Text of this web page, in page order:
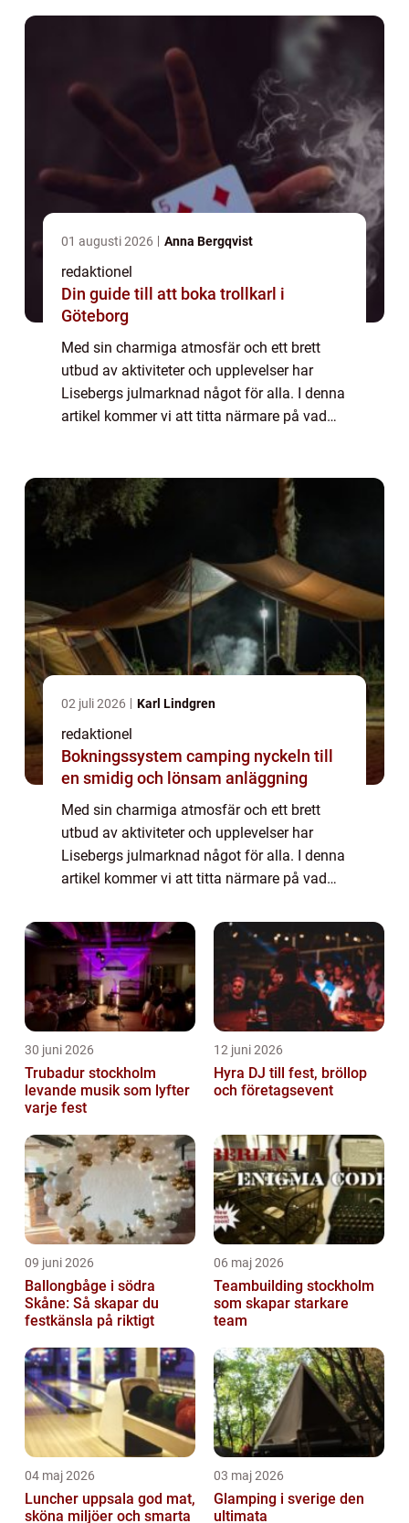
01 augusti 2026 Anna Bergqvist
redaktionel
Din guide till att boka trollkarl i
Göteborg
Med sin charmiga atmosfär och ett brett
utbud av aktiviteter och upplevelser har
Lisebergs julmarknad något för alla. I denna
artikel kommer vi att titta närmare på vad
p...
02 juli 2026 Karl Lindgren
redaktionel
Bokningssystem camping nyckeln till
en smidig och lönsam anläggning
Med sin charmiga atmosfär och ett brett
utbud av aktiviteter och upplevelser har
Lisebergs julmarknad något för alla. I denna
artikel kommer vi att titta närmare på vad
speciell och varför den har blivit en sådan
p...
30 juni 2026
Trubadur stockholm
levande musik som lyfter
varje fest
12 juni 2026
Hyra DJ till fest, bröllop
och företagsevent
09 juni 2026
Ballongbåge i södra
Skåne: Så skapar du
festkänsla på riktigt
06 maj 2026
Teambuilding stockholm
som skapar starkare
team
04 maj 2026
Luncher uppsala god mat,
sköna miljöer och smarta
03 maj 2026
Glamping i sverige den
ultimata